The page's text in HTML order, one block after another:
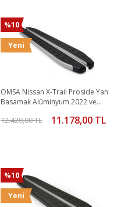
%10
Yeni
OMSA Nissan X-Trail Proside Yan
Basamak Alüminyum 2022 ve
12.420,00 TL 11.178,00 TL
%10
Yeni